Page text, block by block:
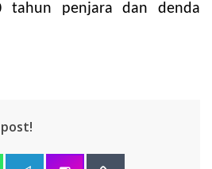
tahun penjara dan denda